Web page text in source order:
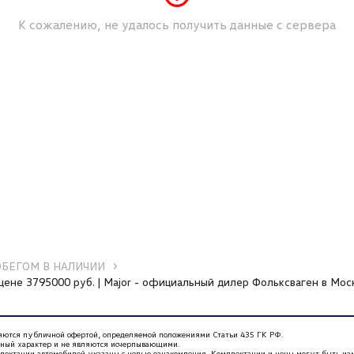
К сожалению, не удалось получить данные с сервера
В НАЛИЧИИ
3795000 руб. | Major - официальный дилер Фольксваген в
публичной офертой, определяемой положениями Статьи 435 ГК РФ.
характер и не являются исчерпывающими.